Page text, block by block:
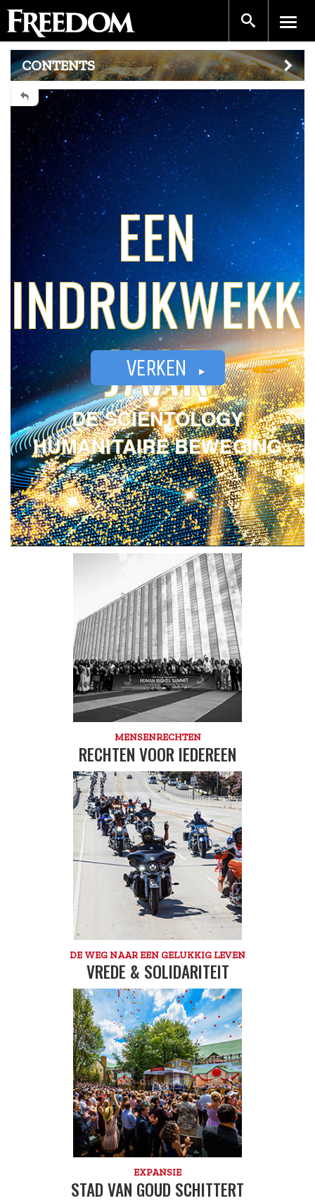
CONTENTS
MENSENRECHTEN
RECHTEN VOOR IEDEREEN
DE WEG NAAR EEN GELUKKIG LEVEN
VREDE & SOLIDARITEIT
EXPANSIE
STAD VAN GOUD SCHITTERT